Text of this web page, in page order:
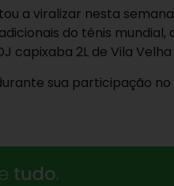
a viralizar nesta
do tênis
capixaba 2L de Vila
sua participação